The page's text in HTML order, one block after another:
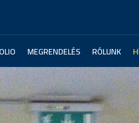
MEGRENDELÉS RÓLUNK